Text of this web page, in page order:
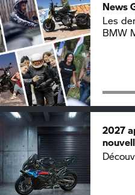
News
Les
BMW
2027